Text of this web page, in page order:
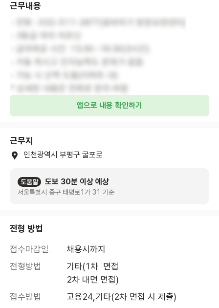
근무내용
앱으로 내용 확인하기
근무지
인천광역시 부평구 굴포로
도움말 도보 30분 이상 예상
서울특별시 중구 태평로1가 31 기준
전형 방법
접수마감일
채용시까지
전형방법
기타(1차  면접
2차 대면 면접)
접수방법
고용24,기타(2차 면접 시 제출)